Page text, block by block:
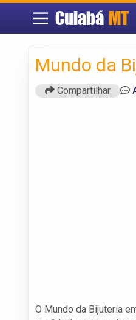
Cuiabá MT
Mundo da
Compartilhar
O Mundo da Bijuteria